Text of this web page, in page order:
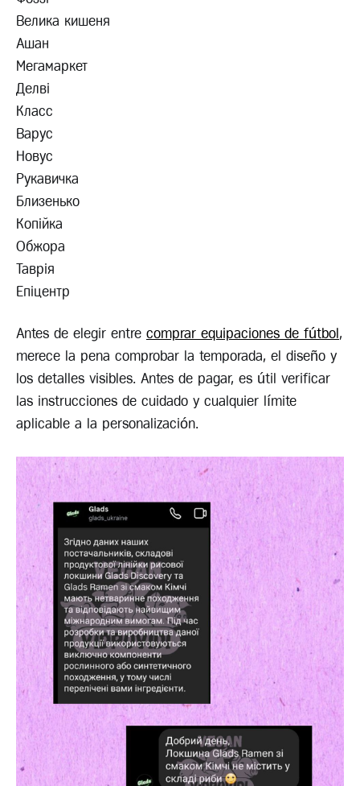
Велика кишеня
Ашан
Мегамаркет
Делві
Класс
Варус
Новус
Рукавичка
Близенько
Копійка
Обжора
Таврія
Епіцентр
Antes de elegir entre comprar equipaciones de fútbol,
merece la pena comprobar la temporada, el diseño y
los detalles visibles. Antes de pagar, es útil verificar
las instrucciones de cuidado y cualquier límite
aplicable a la personalización.